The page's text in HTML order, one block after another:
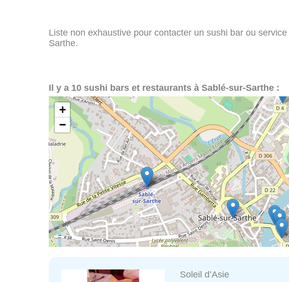
Liste non exhaustive pour contacter un sushi bar ou
Sarthe.
Il y a 10 sushi bars et restaurants à Sablé-sur-Sarthe :
+
−
Soleil d’Asie